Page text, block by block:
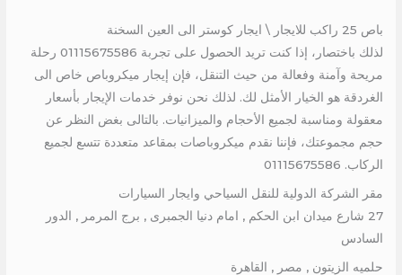
باص 25 راكب للايجار \ ايجار كوستر الى العين السخنة
لذلك باختصار، إذا كنت تريد الحصول على تجربة 01115675586 رحلة
مريحة وآمنة وفعالة من حيث التنقل، فإن إيجار ميكروباص خاص الى
الغردقة هو الخيار الأمثل لك. لذلك نحن نوفر خدمات الإيجار بأسعار
معقولة ومناسبة لجميع الأحجام والميزانيات. بالتالى بغض النظر عن
حجم مجموعتك، فإننا نقدم ميكروباصات بمقاعد متعددة تتسع لجميع
الركاب. 01115675586
مقر الشركة الدولية للنقل السياحي وايجار السيارات
27 شارع ميدان ابن الحكم , امام دنيا الجمبرى , برج المرمر , الدور
السادس
حلميه الزيتون , مصر , القاهرة